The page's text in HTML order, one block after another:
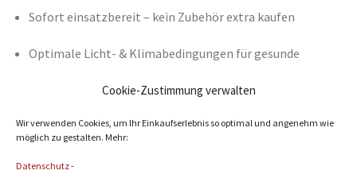
Cookie-Zustimmung verwalten
Wir verwenden Cookies, um Ihr Einkaufserlebnis so optimal und angenehm wie
möglich zu gestalten. Mehr:
Datenschutz-
Sofort einsatzbereit – kein Zubehör extra kaufen
Optimale Licht- & Klimabedingungen für gesunde
Kompakt & leise – perfekt für Wohnung oder Keller